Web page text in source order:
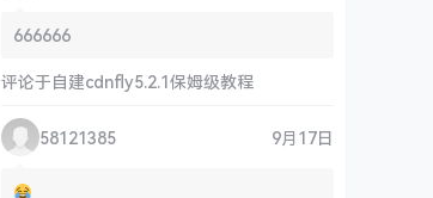
666666
评论于自建cdnfly5.2.1保姆级教程
58121385 9月17日